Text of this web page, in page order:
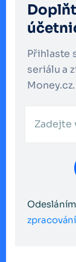
Přihlaste
seriálu a
Money.cz.